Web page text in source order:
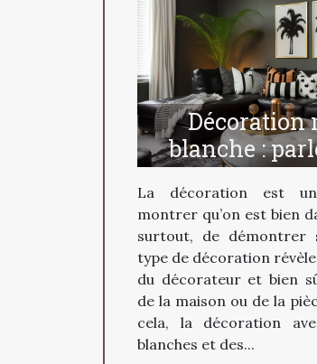
Décoration
blanche :
La décoration est
montrer qu’on est bien
surtout, de démontrer
type de décoration
du décorateur et bien
de la maison ou de la
cela, la décoration
blanches et des...